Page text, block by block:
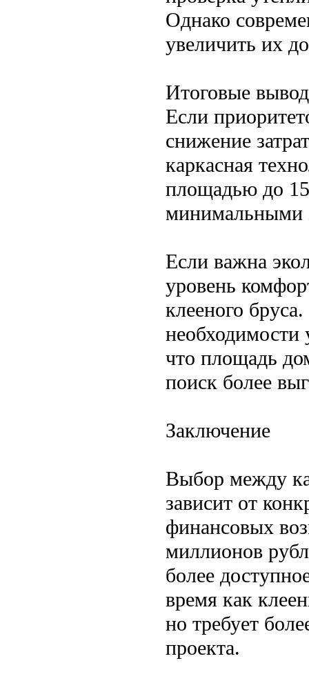
Однако
увеличить их
Итоговые
Если
снижение
каркасная
площадью до
минимальными
Если важна
уровень
клееного
необходимости
что площадь
поиск более
Заключение
Выбор между
зависит от
финансовых
миллионов
более
время как
но требует
проекта.